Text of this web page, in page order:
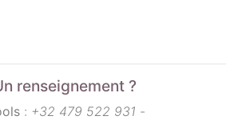
renseignement ?
: +32 479 522 931 -